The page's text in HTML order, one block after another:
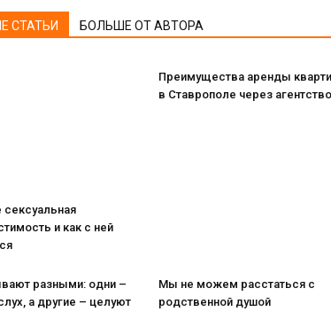
СТАТЬИ БОЛЬШЕ ОТ АВТОРА
сексуальная
и как с ней
Преимущества аренды
в Ставрополе через агентство
разными: одни –
а другие – целуют
Мы не можем расстаться с
родственной душой